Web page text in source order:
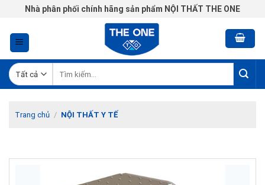
Chuyển
nội
dung
Nhà phân phối chính hãng sản phẩm NỘI THẤT THE ONE
kiếm:
Trang chủ / NỘI THẤT Y TẾ